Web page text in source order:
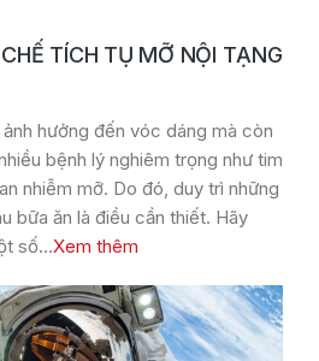
TÍCH TỤ MỠ NỘI TẠNG
hưởng đến vóc dáng mà còn
bệnh lý nghiêm trọng như tim
nhiễm mỡ. Do đó, duy trì những
bữa ăn là điều cần thiết. Hãy
số…Xem thêm